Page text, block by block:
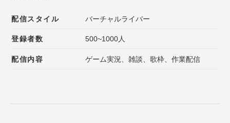
配信スタイル バーチャルライバー
登録者数 500~1000人
配信内容 ゲーム実況、雑談、歌枠、作業配信